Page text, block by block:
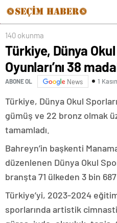
140 okunma
Türkiye, Dünya
Oyunları’nı 38
ABONE OL News 1
Türkiye, Dünya Okul Sporları
gümüş ve 22 bronz olmak
tamamladı.
Bahreyn’in başkenti
düzenlenen Dünya Okul
branşta 71 ülkeden 3 bin
Türkiye’yi, 2023-2024
sporlarında artistik